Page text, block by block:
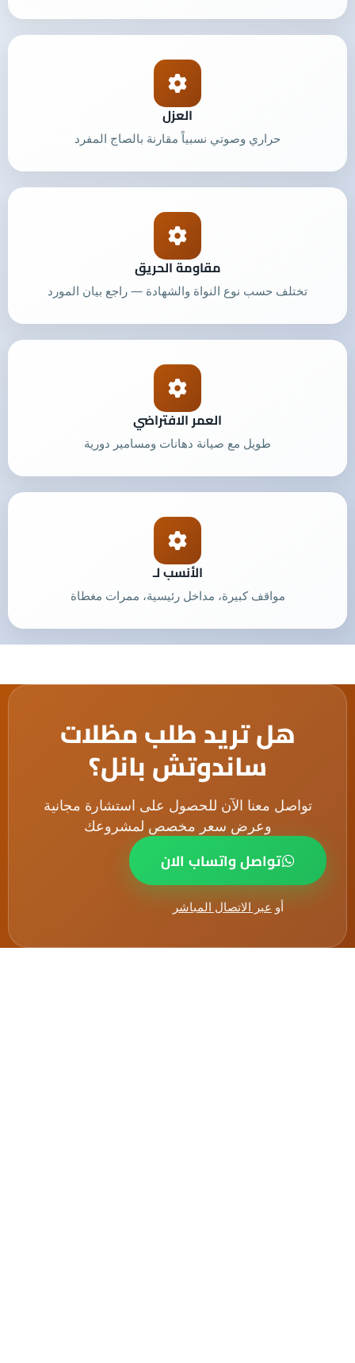
العزل
حراري وصوتي نسبياً مقارنة بالصاج المفرد
مقاومة الحريق
تختلف حسب نوع النواة والشهادة — راجع بيان المورد
العمر الافتراضي
طويل مع صيانة دهانات ومسامير دورية
الأنسب لـ
مواقف كبيرة، مداخل رئيسية، ممرات مغطاة
هل تريد طلب مظلات
ساندوتش بانل؟
تواصل معنا الآن للحصول على استشارة مجانية
وعرض سعر مخصص لمشروعك
تواصل واتساب الان
أو عبر الاتصال المباشر